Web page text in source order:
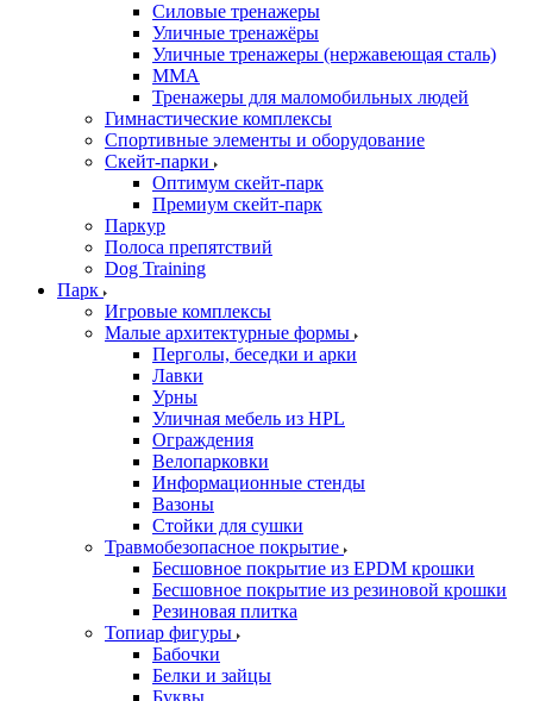
Силовые тренажеры
Уличные тренажёры
Уличные тренажеры (нержавеющая сталь)
ММА
Тренажеры для маломобильных людей
Гимнастические комплексы
Спортивные элементы и оборудование
Скейт-парки
Оптимум скейт-парк
Премиум скейт-парк
Паркур
Полоса препятствий
Dog Training
Парк
Игровые комплексы
Малые архитектурные формы
Перголы, беседки и арки
Лавки
Урны
Уличная мебель из HPL
Ограждения
Велопарковки
Информационные стенды
Вазоны
Стойки для сушки
Травмобезопасное покрытие
Бесшовное покрытие из EPDM крошки
Бесшовное покрытие из резиновой крошки
Резиновая плитка
Топиар фигуры
Бабочки
Белки и зайцы
Буквы